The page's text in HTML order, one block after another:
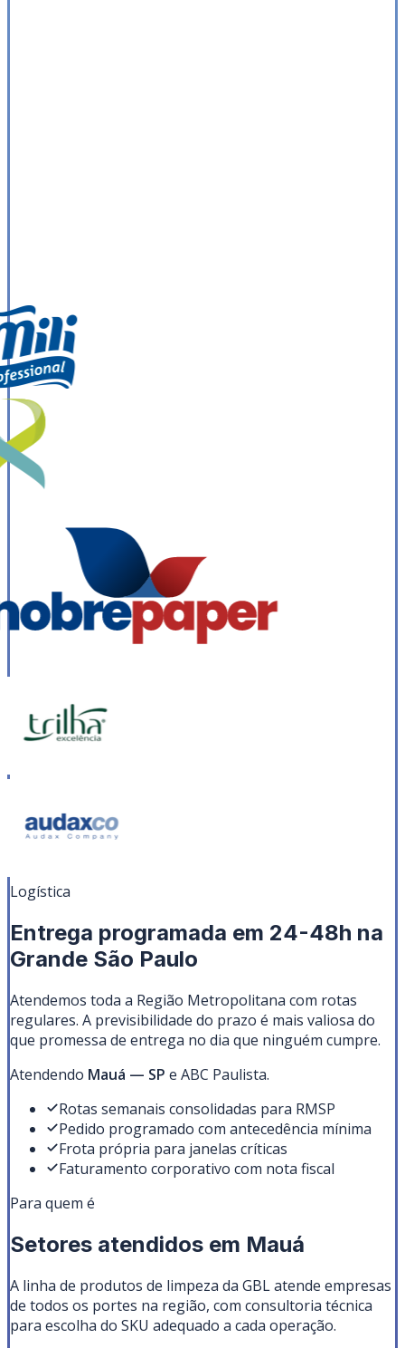
Logística
Entrega programada em 24-48h na
Grande São Paulo
Atendemos toda a Região Metropolitana com rotas
regulares. A previsibilidade do prazo é mais valiosa do
que promessa de entrega no dia que ninguém cumpre.
Atendendo Mauá — SP e ABC Paulista.
Rotas semanais consolidadas para RMSP
Pedido programado com antecedência mínima
Frota própria para janelas críticas
Faturamento corporativo com nota fiscal
Para quem é
Setores atendidos em Mauá
A linha de produtos de limpeza da GBL atende empresas
de todos os portes na região, com consultoria técnica
para escolha do SKU adequado a cada operação.